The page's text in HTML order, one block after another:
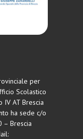
per
Scolastico
AT Brescia
ha sede c/o
– Brescia